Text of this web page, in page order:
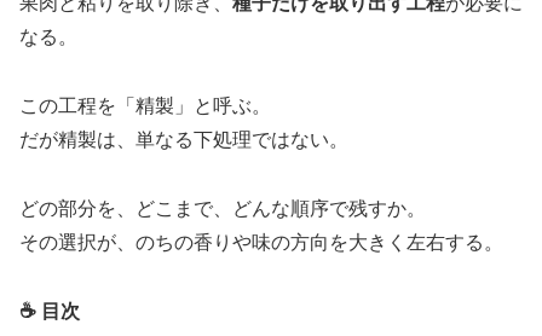
なる。
この工程を「精製」と呼ぶ。
だが精製は、単なる下処理ではない。
どの部分を、どこまで、どんな順序で残すか。
その選択が、のちの香りや味の方向を大きく左右する。
☕ 目次